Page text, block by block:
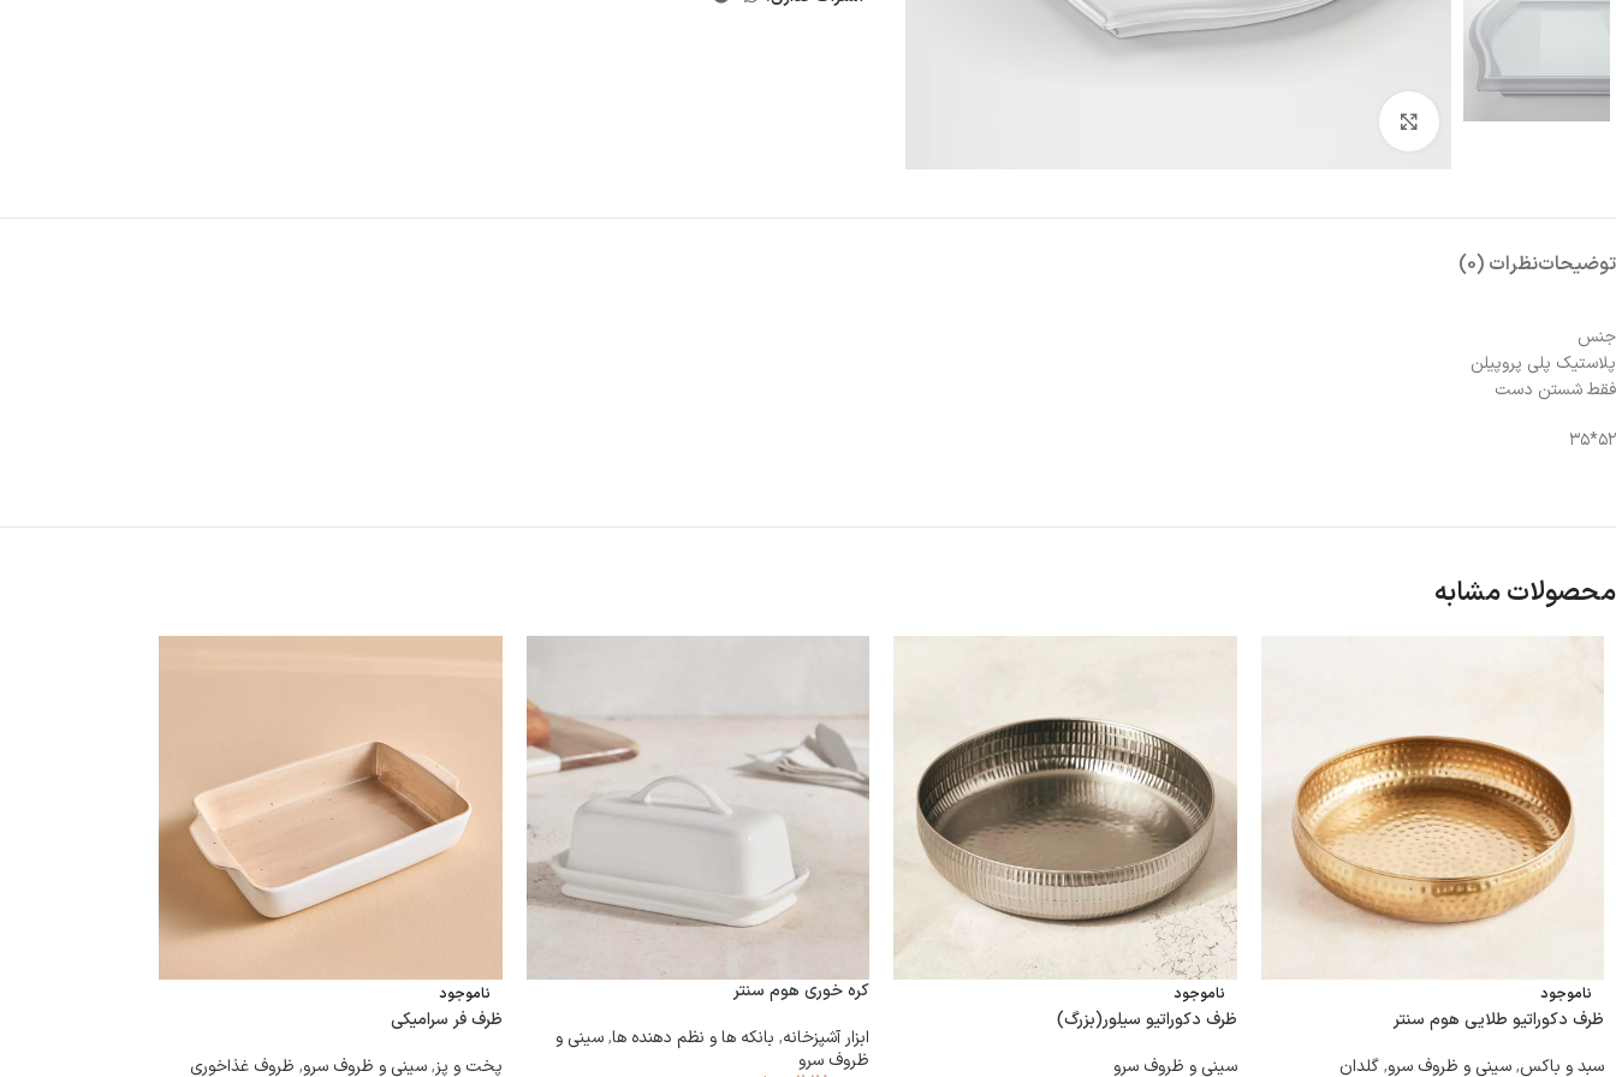
توضیحاتنظرات (0)
جنس
پلاستیک پلی پروپیلن
فقط شستن دست
۵۲*۳۵
محصولات مشابه
ناموجود
ظرف دکوراتیو طلایی هوم سنتر
سبد و باکس,سینی و ظروف سرو,گلدان
ناموجود
ظرف دکوراتیو سیلور(بزرگ)
سینی و ظروف سرو
کره خوری هوم سنتر
ابزار آشپزخانه, بانکه ها و نظم دهنده ها,سینی و
ظروف سرو
ناموجود
ظرف فر سرامیکی
پخت و پز, سینی و ظروف سرو, ظروف غذاخوری